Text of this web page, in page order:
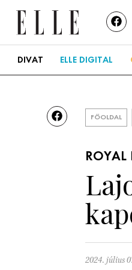
DIVAT ELLE DIGITAL
FŐOLDAL
ROYAL
2024. július